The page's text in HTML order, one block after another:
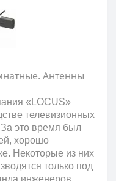
Антенны
«LOCUS»
телевизионных
это время был
хорошо
Некоторые из них
только под
инженеров